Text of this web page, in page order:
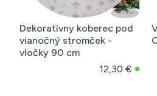
Dekoratívny koberec pod
vianočný stromček -
vločky 90 cm
12,30 €